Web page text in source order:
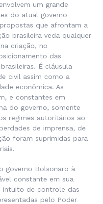
um grande
do atual governo
que afrontam a
brasileira veda qualquer
criação, no
das
É cláusula
civil assim como a
econômica. As
e constantes em
do governo, somente
regimes autoritários ao
de imprensa, de
foram suprimidas para
governo Bolsonaro à
constante em sua
intuito de controle das
pelo Poder